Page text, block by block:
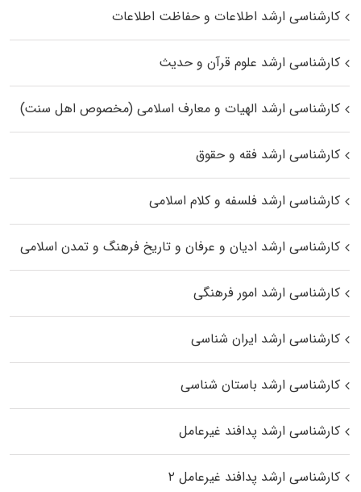
کارشناسی ارشد اطلاعات و حفاظت اطلاعات
کارشناسی ارشد علوم قرآن و حدیث
کارشناسی ارشد الهیات و معارف اسلامی (مخصوص اهل سنت)
کارشناسی ارشد فقه و حقوق
کارشناسی ارشد فلسفه و کلام اسلامی
کارشناسی ارشد ادیان و عرفان و تاریخ فرهنگ و تمدن اسلامی
کارشناسی ارشد امور فرهنگی
کارشناسی ارشد ایران شناسی
کارشناسی ارشد باستان شناسی
کارشناسی ارشد پدافند غیرعامل
کارشناسی ارشد پدافند غیرعامل ۲